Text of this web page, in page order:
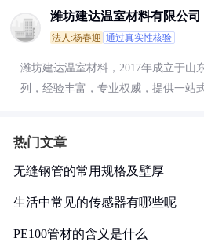
潍坊建达温室材料有限公司
法人:杨春迎 通过真实性核验
潍坊建达温室材料，2017年成立于山
列，经验丰富，专业权威，提供一站
热门文章
无缝钢管的常用规格及壁厚
生活中常见的传感器有哪些呢
PE100管材的含义是什么